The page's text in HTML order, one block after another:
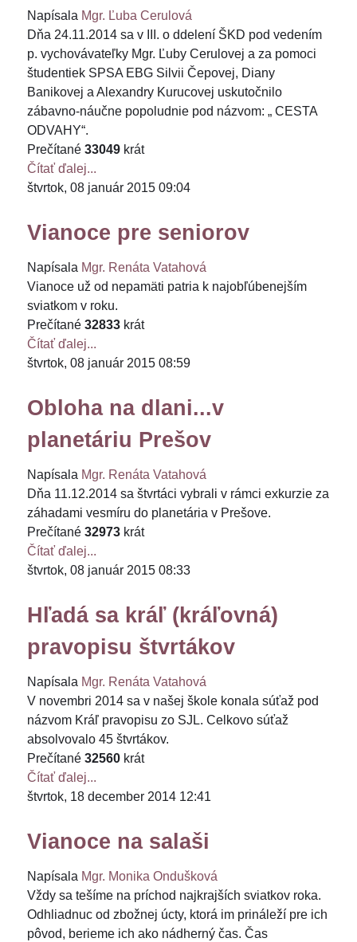
Napísala Mgr. Ľuba Cerulová
Dňa 24.11.2014 sa v III. o ddelení ŠKD pod vedením
p. vychovávateľky Mgr. Ľuby Cerulovej a za pomoci
študentiek SPSA EBG Silvii Čepovej, Diany
Banikovej a Alexandry Kurucovej uskutočnilo
zábavno-náučne popoludnie pod názvom: „ CESTA
ODVAHY“.
Prečítané 33049 krát
Čítať ďalej...
štvrtok, 08 január 2015 09:04
Vianoce pre seniorov
Napísala Mgr. Renáta Vatahová
Vianoce už od nepamäti patria k najobľúbenejším
sviatkom v roku.
Prečítané 32833 krát
Čítať ďalej...
štvrtok, 08 január 2015 08:59
Obloha na dlani...v
planetáriu Prešov
Napísala Mgr. Renáta Vatahová
Dňa 11.12.2014 sa štvrtáci vybrali v rámci exkurzie za
záhadami vesmíru do planetária v Prešove.
Prečítané 32973 krát
Čítať ďalej...
štvrtok, 08 január 2015 08:33
Hľadá sa kráľ (kráľovná)
pravopisu štvrtákov
Napísala Mgr. Renáta Vatahová
V novembri 2014 sa v našej škole konala súťaž pod
názvom Kráľ pravopisu zo SJL. Celkovo súťaž
absolvovalo 45 štvrtákov.
Prečítané 32560 krát
Čítať ďalej...
štvrtok, 18 december 2014 12:41
Vianoce na salaši
Napísala Mgr. Monika Ondušková
Vždy sa tešíme na príchod najkrajších sviatkov roka.
Odhliadnuc od zbožnej úcty, ktorá im prináleží pre ich
pôvod, berieme ich ako nádherný čas. Čas